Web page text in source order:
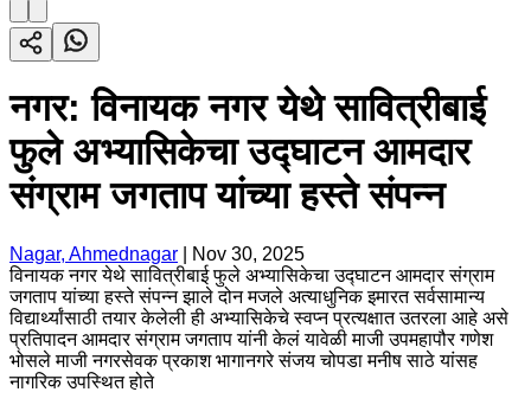
नगर: विनायक नगर येथे सावित्रीबाई
फुले अभ्यासिकेचा उद्घाटन आमदार
संग्राम जगताप यांच्या हस्ते संपन्न
Nagar, Ahmednagar
Nov 30, 2025
विनायक नगर येथे सावित्रीबाई फुले अभ्यासिकेचा उद्घाटन आमदार संग्राम
जगताप यांच्या हस्ते संपन्न झाले दोन मजले अत्याधुनिक इमारत सर्वसामान्य
विद्यार्थ्यांसाठी तयार केलेली ही अभ्यासिकेचे स्वप्न प्रत्यक्षात उतरला आहे असे
प्रतिपादन आमदार संग्राम जगताप यांनी केलं यावेळी माजी उपमहापौर गणेश
भोसले माजी नगरसेवक प्रकाश भागानगरे संजय चोपडा मनीष साठे यांसह
नागरिक उपस्थित होते